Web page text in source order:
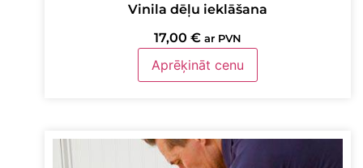
Vinila dēļu ieklāšana
17,00 € ar PVN
Aprēķināt cenu